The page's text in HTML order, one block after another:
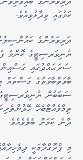
ކަމުގައި ވިދާޅުވިއެވެ.
ދަރިވަރުންގެ
ޔުނިވަރސިޓީގެ ކޮންމެ
ސަރަޙައްދުގައި
ބާވަތްބާވަތުގެ ގަސްތައް
ސަބަބުން
ތިމާވެއްޓާބެހޭ
ދާނެ ކަމަށް ބެލެވެއެވެ.
މި ޕްރޮގްރާމަކީ